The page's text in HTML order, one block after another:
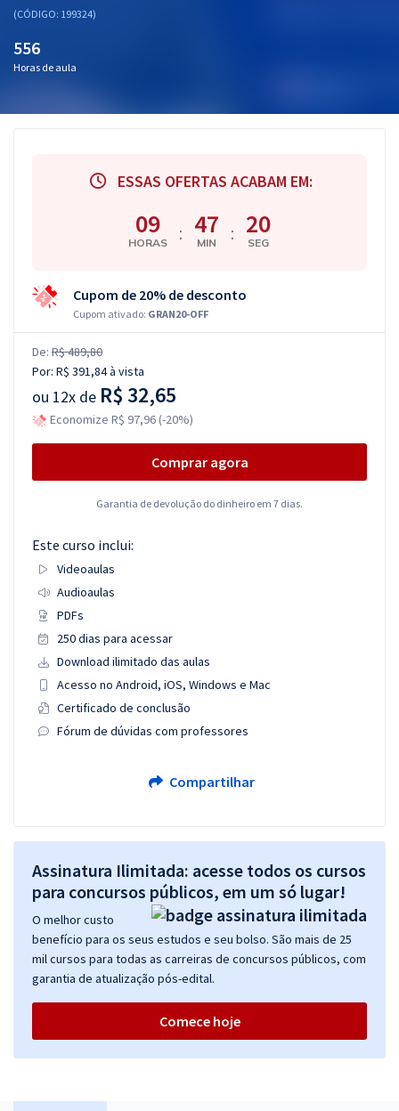
Aprovados
(CÓDIGO: 199324)
556
Horas de aula
ESSAS OFERTAS ACABAM EM:
09
HORAS : 47
MIN : 19
SEG
Cupom de 20% de desconto
Cupom ativado: GRAN20-OFF
De: R$ 489,80
Por: R$ 391,84à vista
ou 12x de R$ 32,65
Economize R$ 97,96 (-20%)
Comprar agora
Garantia de devolução do dinheiro em 7 dias.
Este curso inclui:
Videoaulas
Audioaulas
PDFs
250 dias para acessar
Download ilimitado das aulas
Acesso no Android, iOS, Windows e Mac
Certificado de conclusão
Fórum de dúvidas com professores
Compartilhar
Assinatura Ilimitada: acesse todos os cursos
para concursos públicos, em um só lugar!
O melhor custo
benefício para os seus estudos e seu bolso. São mais de 25
mil cursos para todas as carreiras de concursos públicos, com
garantia de atualização pós-edital.
Comece hoje